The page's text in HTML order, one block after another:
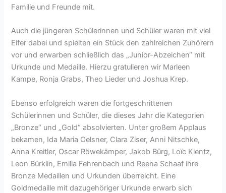
Familie und Freunde mit.
Auch die jüngeren Schülerinnen und Schüler waren mit viel
Eifer dabei und spielten ein Stück den zahlreichen Zuhörern
vor und erwarben schließlich das „Junior-Abzeichen“ mit
Urkunde und Medaille. Hierzu gratulieren wir Marleen
Kampe, Ronja Grabs, Theo Lieder und Joshua Krep.
Ebenso erfolgreich waren die fortgeschrittenen
Schülerinnen und Schüler, die dieses Jahr die Kategorien
„Bronze“ und „Gold“ absolvierten. Unter großem Applaus
bekamen, Ida Maria Oelsner, Clara Ziser, Anni Nitschke,
Anna Kreitler, Oscar Röwekämper, Jakob Bürg, Loїc Kientz,
Leon Bürklin, Emilia Fehrenbach und Reena Schaaf ihre
Bronze Medaillen und Urkunden überreicht. Eine
Goldmedaille mit dazugehöriger Urkunde erwarb sich